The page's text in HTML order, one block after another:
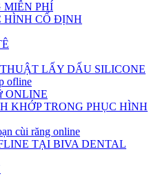
MIỄN PHÍ
HÌNH CỐ ĐỊNH
LẤY DẤU SILICONE
ofline
ONLINE
KHỚP TRONG PHỤC HÌNH
cùi răng online
TẠI BIVA DENTAL